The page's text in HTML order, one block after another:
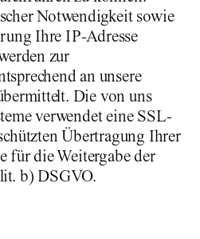
Notwendigkeit sowie
Ihre IP-Adresse
zur
an unsere
Die von uns
verwendet eine SSL-
Übertragung Ihrer
für die Weitergabe der
b) DSGVO.